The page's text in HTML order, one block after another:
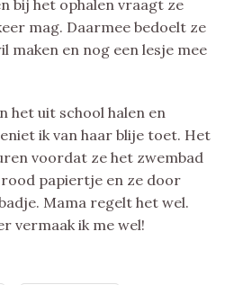
bij het ophalen vraagt ze
mag. Daarmee bedoelt ze
maken en nog een lesje mee
het uit school halen en
ik van haar blije toet. Het
voordat ze het zwembad
papiertje en ze door
Mama regelt het wel.
vermaak ik me wel!